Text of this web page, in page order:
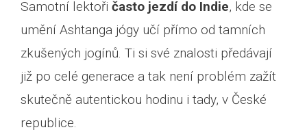
Samotní lektoři často jezdí do Indie, kde se
umění Ashtanga jógy učí přímo od tamních
zkušených jogínů. Ti si své znalosti předávají
již po celé generace a tak není problém zažít
skutečně autentickou hodinu i tady, v České
republice.